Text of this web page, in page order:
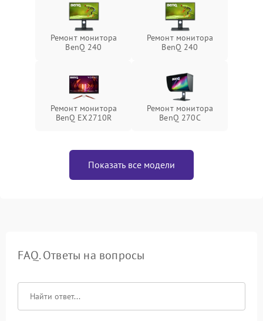
Ремонт монитора
BenQ 240
Ремонт монитора
BenQ 240
Ремонт монитора
BenQ EX2710R
Ремонт монитора
BenQ 270C
Показать все модели
FAQ. Ответы на вопросы